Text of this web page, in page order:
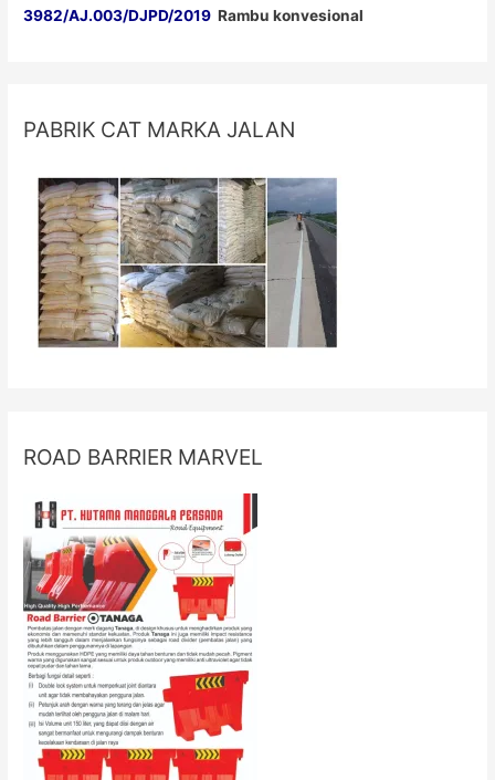
3982/AJ.003/DJPD/2019 Rambu konvesional
PABRIK CAT MARKA JALAN
ROAD BARRIER MARVEL